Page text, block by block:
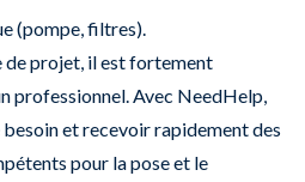
(pompe, filtres).
de projet, il est fortement
professionnel. Avec NeedHelp,
et recevoir rapidement des
pour la pose et le